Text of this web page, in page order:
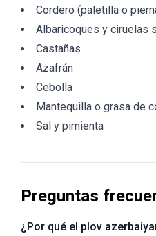
Cordero (paletilla o
Albaricoques y ciruelas
Castañas
Azafrán
Cebolla
Mantequilla o grasa de
Sal y pimienta
Preguntas
¿Por qué el plov